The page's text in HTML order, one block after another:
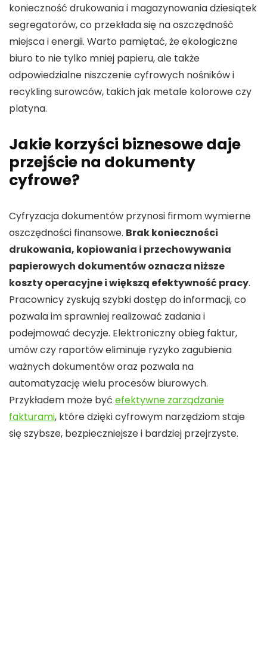
konieczność drukowania i magazynowania dziesiątek
segregatorów, co przekłada się na oszczędność
miejsca i energii. Warto pamiętać, że ekologiczne
biuro to nie tylko mniej papieru, ale także
odpowiedzialne niszczenie cyfrowych nośników i
recykling surowców, takich jak metale kolorowe czy
platyna.
Jakie korzyści biznesowe daje
przejście na dokumenty
cyfrowe?
Cyfryzacja dokumentów przynosi firmom wymierne
oszczędności finansowe. Brak konieczności
drukowania, kopiowania i przechowywania
papierowych dokumentów oznacza niższe
koszty operacyjne i większą efektywność pracy.
Pracownicy zyskują szybki dostęp do informacji, co
pozwala im sprawniej realizować zadania i
podejmować decyzje. Elektroniczny obieg faktur,
umów czy raportów eliminuje ryzyko zagubienia
ważnych dokumentów oraz pozwala na
automatyzację wielu procesów biurowych.
Przykładem może być efektywne zarządzanie
fakturami, które dzięki cyfrowym narzędziom staje
się szybsze, bezpieczniejsze i bardziej przejrzyste.